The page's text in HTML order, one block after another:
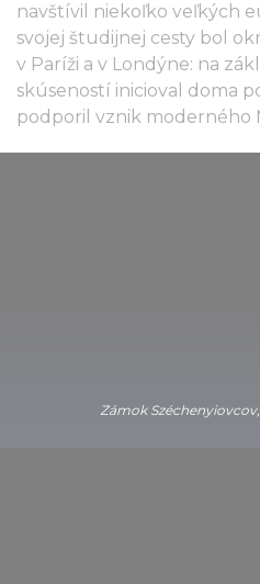
navštívil niekoľko veľkých
svojej študijnej cesty bol
v Paríži a v Londýne: na
skúseností inicioval doma
podporil vznik moderného
Zámok